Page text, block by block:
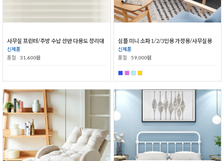
사무실 프린터/주방 수납 선반 다용도 정리대
신제품
품절
31,600원
심플 미니 소파 1/2/3인용 가정용/사무실용
신제품
품절
59,000원